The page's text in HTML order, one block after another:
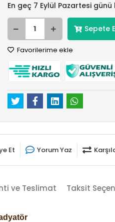
En geç 7 Eylül Pazartesi
Sepete
Favorilerime ekle
Et Yorum Yaz
ve Teslimat Taksit